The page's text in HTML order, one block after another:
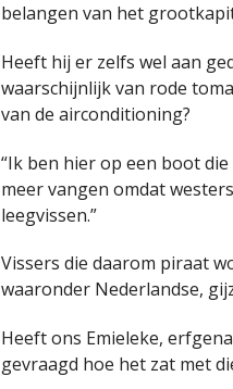
belangen van het
Heeft hij er zelfs wel aan
waarschijnlijk van rode
van de airconditioning?
“Ik ben hier op een boot
meer vangen omdat
leegvissen.”
Vissers die daarom piraat
waaronder Nederlandse,
Heeft ons Emieleke,
gevraagd hoe het zat met